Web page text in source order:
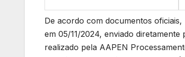
De acordo com documentos
em 05/11/2024, enviado
realizado pela AAPEN